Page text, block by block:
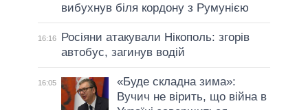
вибухнув біля кордону з Румунією
16:16
Росіяни атакували Нікополь: згорів
автобус, загинув водій
16:05
«Буде складна зима»:
Вучич не вірить, що війна в